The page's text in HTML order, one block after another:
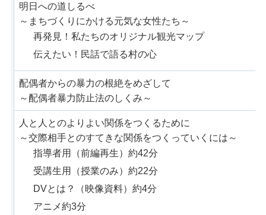
明日への道しるべ
～まちづくりにかける元気な女性たち～
再発見！私たちのオリジナル観光マップ
伝えたい！民話で語る村の心
配偶者からの暴力の根絶をめざして
～配偶者暴力防止法のしくみ～
人と人とのよりよい関係をつくるために
～交際相手とのすてきな関係をつくっていくには～
指導者用（前編再生）約42分
受講生用（授業のみ）約22分
DVとは？（映像資料）約4分
アニメ約3分